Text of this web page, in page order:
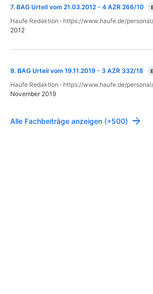
7. BAG Urteil vom 21.03.2012 - 4 AZR 266/10
Haufe Redaktion · https://www.haufe.de/
2012
8. BAG Urteil vom 19.11.2019 - 3 AZR 332/18
Haufe Redaktion · https://www.haufe.de/
November 2019
Alle Fachbeiträge anzeigen (+500)